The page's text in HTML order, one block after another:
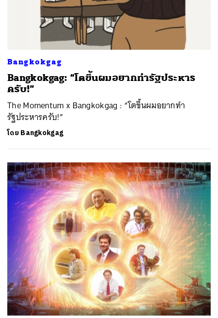
Bangkokgag
Bangkokgag: “โตขึ้นผมอยากทำรัฐประหาร
ครับ!”
The Momentum x Bangkokgag : “โตขึ้นผมอยากทำ
รัฐประหารครับ!”
โดย Bangkokgag